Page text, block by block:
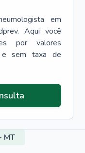
em
Aqui você
por valores
e sem taxa de
MT